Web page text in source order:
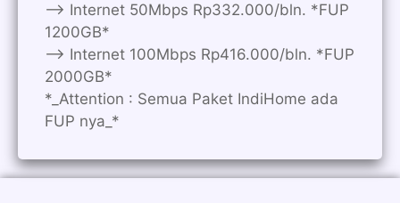
—> Internet 50Mbps Rp332.000/bln. *FUP
1200GB*
—> Internet 100Mbps Rp416.000/bln. *FUP
2000GB*
*_Attention : Semua Paket IndiHome ada
FUP nya_*